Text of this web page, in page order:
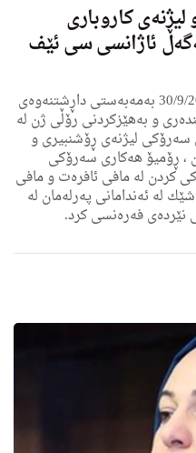
كاروباری
ئاژانسی سی ئێف
پێشنیوه‌ڕۆی ئه‌مڕۆ دوو شه‌ممه‌ 30/9/2019 بەمەبەستی داڕشتنەوەی
و بەهێزکردنی رۆڵی ژن لە
لیژنه‌ی ڕۆشنبیری و
، ڕۆمیۆ هه‌كاری سه‌رۆكی
كردن له‌ مافی ئافره‌ت و مافی
له‌ ئه‌ندامانی پەرلەمان لە
نێردەی فەرەنسی كرد.